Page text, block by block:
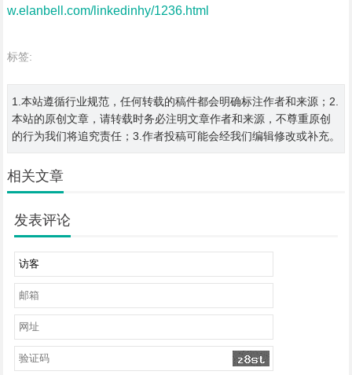
w.elanbell.com/linkedinhy/1236.html
标签:
1.本站遵循行业规范，任何转载的稿件都会明确标注作者和来源；2.
本站的原创文章，请转载时务必注明文章作者和来源，不尊重原创
的行为我们将追究责任；3.作者投稿可能会经我们编辑修改或补充。
相关文章
发表评论